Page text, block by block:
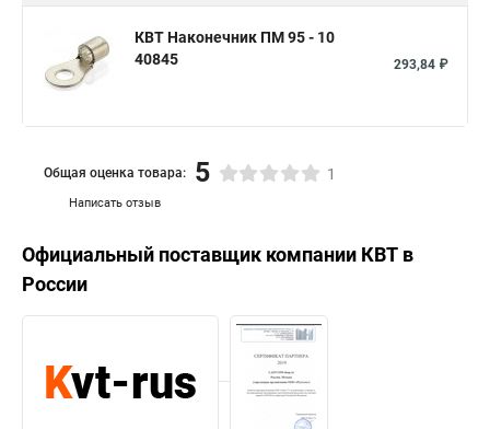
КВТ Наконечник ПМ 95 - 10
40845
293,84 ₽
Написать отзыв
Общая оценка товара: 5 1
Официальный поставщик компании КВТ в
России